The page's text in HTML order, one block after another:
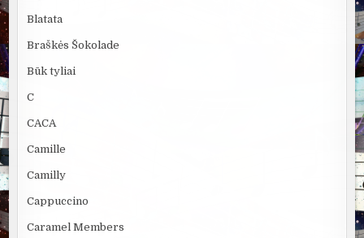
Blatata
Braškės Šokolade
Būk tyliai
C
CACA
Camille
Camilly
Cappuccino
Caramel Members